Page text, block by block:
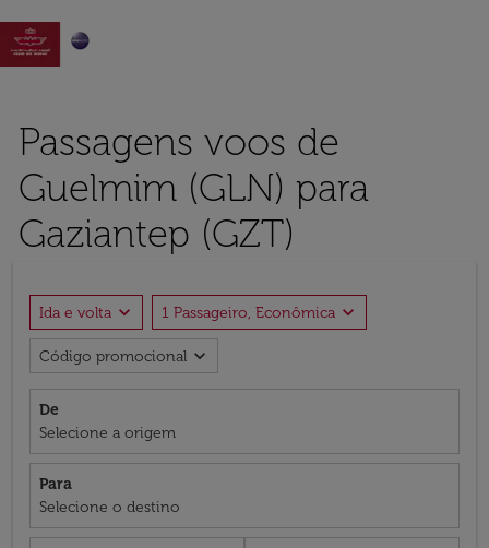

Passagens voos de
Guelmim (GLN) para
Gaziantep (GZT)
Ida e volta expand_more 1 Passageiro, Econômica expand_more
Código promocional expand_more
De
Selecione a origem
Para
Selecione o destino